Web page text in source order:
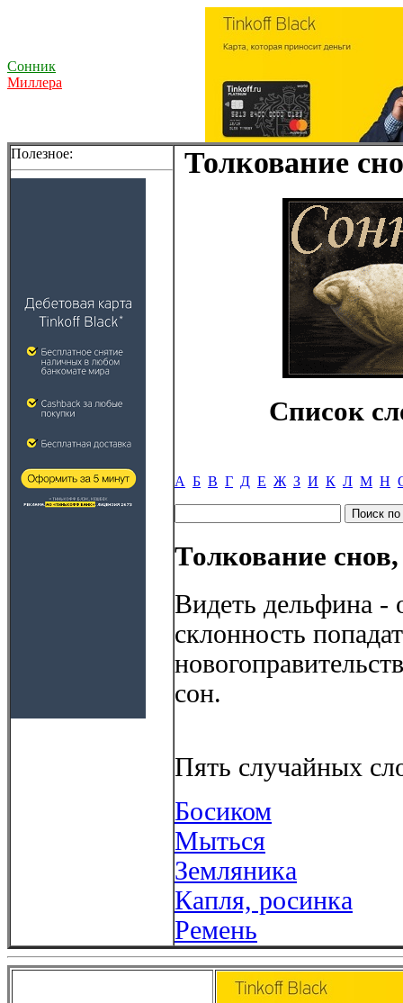
Сонник
Миллера
Полезное: Толкование
Список
А Б В Г Д Е Ж З И К Л М Н
Толкование
Видеть дельфина -
склонность
сон.
Пять случайных
Босиком
Мыться
Земляника
Капля, росинка
Ремень